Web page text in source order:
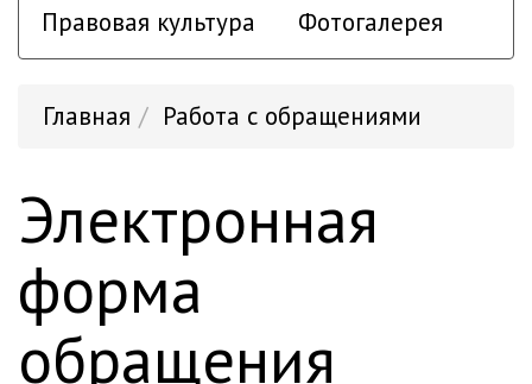
Правовая культура Фотогалерея
Главная Работа с обращениями
Электронная
форма
обращения